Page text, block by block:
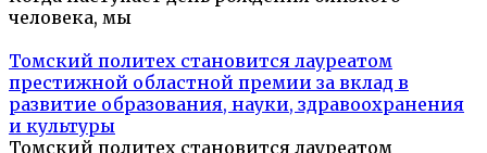
человека, мы
Томский политех становится лауреатом
престижной областной премии за вклад в
развитие образования, науки, здравоохранения
и культуры
Томский политех становится лауреатом